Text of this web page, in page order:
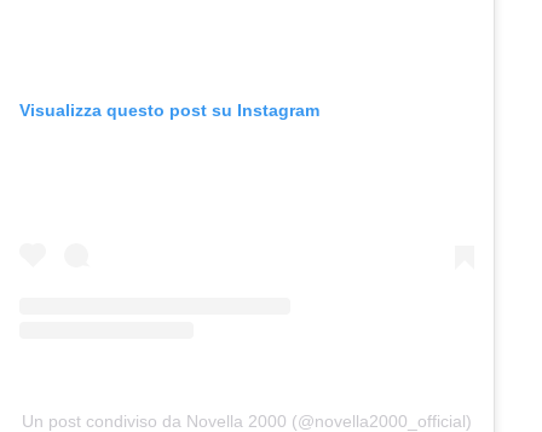
Visualizza questo post su Instagram
Un post condiviso da Novella 2000 (@novella2000_official)